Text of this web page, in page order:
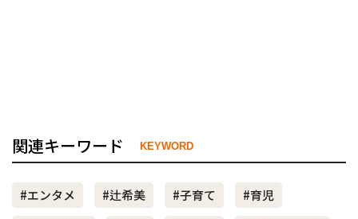
関連キーワード KEYWORD
#エンタメ #辻希美 #子育て
#育児